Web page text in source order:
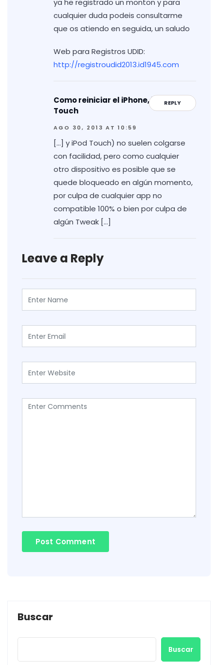
cualquier duda podeis consultarme
que os atiendo en seguida, un saludo
Web para Registros UDID:
http://registroudid2013.id1945.com
REPLY
Como reiniciar el iPhone, iPad y iPod
Touch
AGO 30, 2013 AT 10:59
[…] y iPod Touch) no suelen colgarse
con facilidad, pero como cualquier
otro dispositivo es posible que se
quede bloqueado en algún momento,
por culpa de cualquier app no
compatible 100% o bien por culpa de
algún Tweak […]
Leave a Reply
Buscar
Buscar